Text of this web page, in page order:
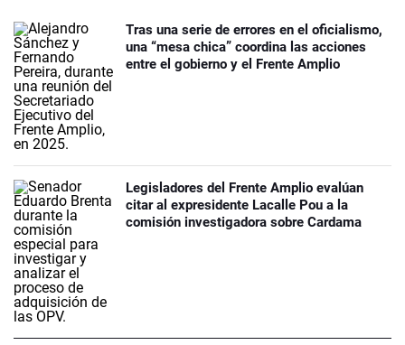
Tras una serie de errores en el oficialismo,
una “mesa chica” coordina las acciones
entre el gobierno y el Frente Amplio
Legisladores del Frente Amplio evalúan
citar al expresidente Lacalle Pou a la
comisión investigadora sobre Cardama